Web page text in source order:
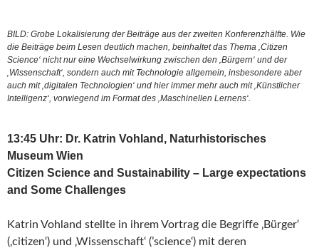
BILD: Grobe Lokalisierung der Beiträge aus der zweiten Konferenzhälfte. Wie
die Beiträge beim Lesen deutlich machen, beinhaltet das Thema ‚Citizen
Science‘ nicht nur eine Wechselwirkung zwischen den ‚Bürgern‘ und der
‚Wissenschaft‘, sondern auch mit Technologie allgemein, insbesondere aber
auch mit ‚digitalen Technologien‘ und hier immer mehr auch mit ‚Künstlicher
Intelligenz‘, vorwiegend im Format des ‚Maschinellen Lernens‘.
13:45 Uhr: Dr. Katrin Vohland, Naturhistorisches
Museum Wien
Citizen Science and Sustainability – Large expectations
and Some Challenges
Katrin Vohland stellte in ihrem Vortrag die Begriffe ‚Bürger‘
(‚citizen‘) und ‚Wissenschaft‘ (’science‘) mit deren